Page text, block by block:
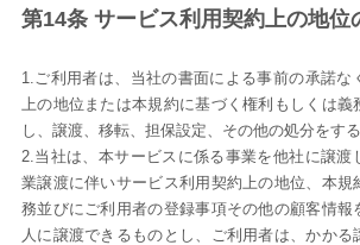
第14条 サービス利用契約上の地位
1.ご利用者は、当社の書面による事前の承諾な
上の地位または本規約に基づく権利もしくは義
し、譲渡、移転、担保設定、その他の処分をす
2.当社は、本サービスに係る事業を他社に譲渡
業譲渡に伴いサービス利用契約上の地位、本規
務並びにご利用者の登録事項その他の顧客情報
人に譲渡できるものとし、ご利用者は、かか